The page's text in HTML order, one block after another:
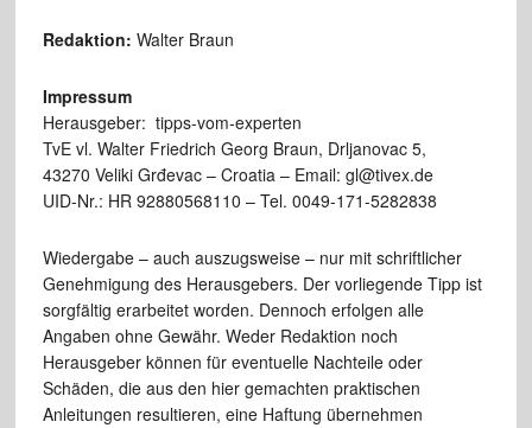
Redaktion: Walter Braun
Impressum
Herausgeber: tipps-vom-experten
TvE vl. Walter Friedrich Georg Braun, Drljanovac 5,
43270 Veliki Grđevac – Croatia – Email: gl@tivex.de
UID-Nr.: HR 92880568110 – Tel. 0049-171-5282838
Wiedergabe – auch auszugsweise – nur mit schriftlicher
Genehmigung des Herausgebers. Der vorliegende Tipp ist
sorgfältig erarbeitet worden. Dennoch erfolgen alle
Angaben ohne Gewähr. Weder Redaktion noch
Herausgeber können für eventuelle Nachteile oder
Schäden, die aus den hier gemachten praktischen
Anleitungen resultieren, eine Haftung übernehmen